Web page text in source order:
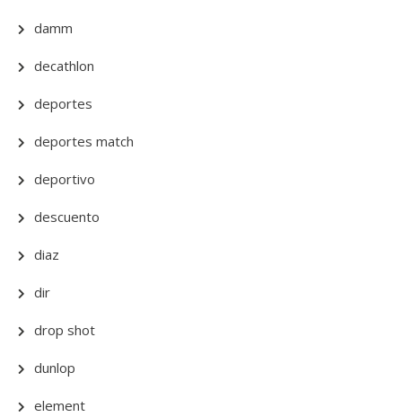
damm
decathlon
deportes
deportes match
deportivo
descuento
diaz
dir
drop shot
dunlop
element